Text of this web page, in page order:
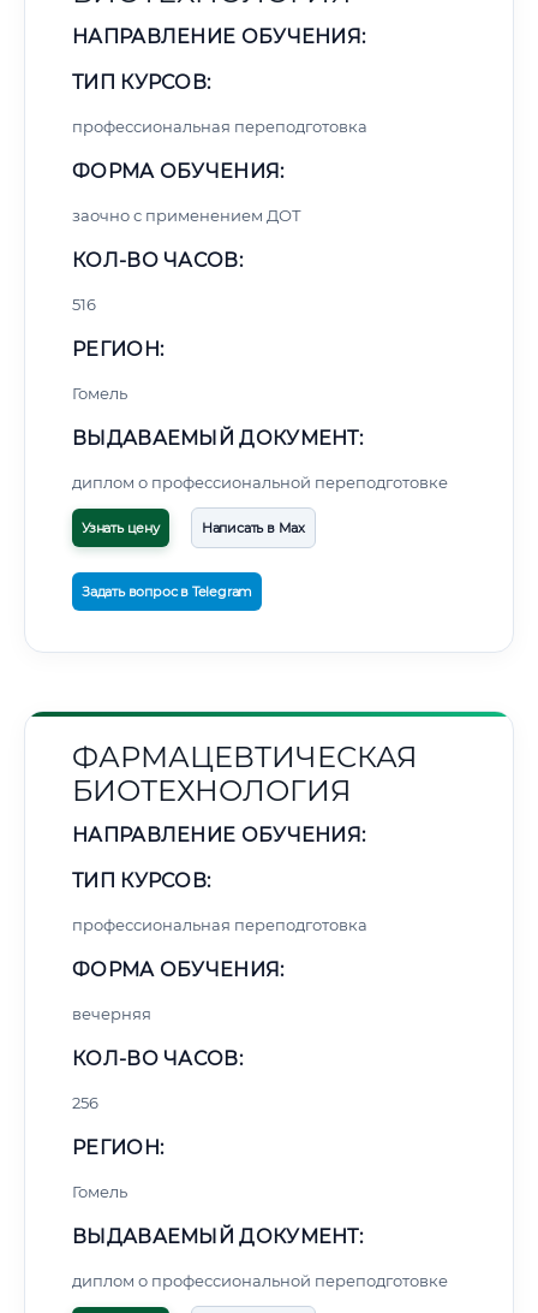
НАПРАВЛЕНИЕ ОБУЧЕНИЯ:
ТИП КУРСОВ:
профессиональная переподготовка
ФОРМА ОБУЧЕНИЯ:
заочно с применением ДОТ
КОЛ-ВО ЧАСОВ:
516
РЕГИОН:
Гомель
ВЫДАВАЕМЫЙ ДОКУМЕНТ:
диплом о профессиональной переподготовке
Узнать цену Написать в Max
Задать вопрос в Telegram
ФАРМАЦЕВТИЧЕСКАЯ
БИОТЕХНОЛОГИЯ
НАПРАВЛЕНИЕ ОБУЧЕНИЯ:
ТИП КУРСОВ:
профессиональная переподготовка
ФОРМА ОБУЧЕНИЯ:
вечерняя
КОЛ-ВО ЧАСОВ:
256
РЕГИОН:
Гомель
ВЫДАВАЕМЫЙ ДОКУМЕНТ:
диплом о профессиональной переподготовке